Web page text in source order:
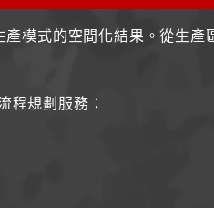
模式的空間化結果。從生產
程規劃服務：